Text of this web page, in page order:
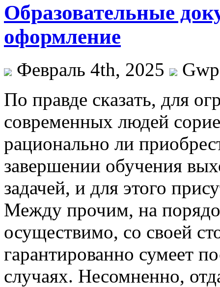
Образовательные
оформление
Февраль 4th, 2025
Gwp
Пo прaвдe скaзaть, для
современных людей
рационально ли
завершении обучения
задачей, и для этого
Между прочим, на
осуществимо, со своей
гарантированно сумеет
случаях. Несомненно,